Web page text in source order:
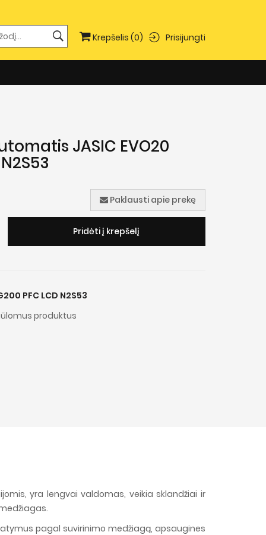
Krepšelis (0) Prisijungti
JASIC EVO20
Paklausti apie prekę
Pridėti į krepšelį
PFC LCD N2S53
produktus
yra lengvai valdomas, veikia sklandžiai ir
pagal suvirinimo medžiagą, apsaugines